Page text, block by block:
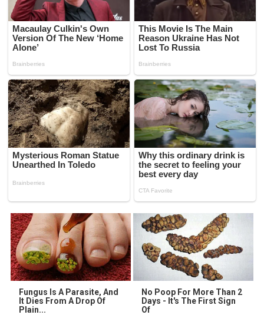
Fungus Is A Parasite, And
It Dies From A Drop Of
Plain...
No Poop For More Than 2
Days - It's The First Sign
Of